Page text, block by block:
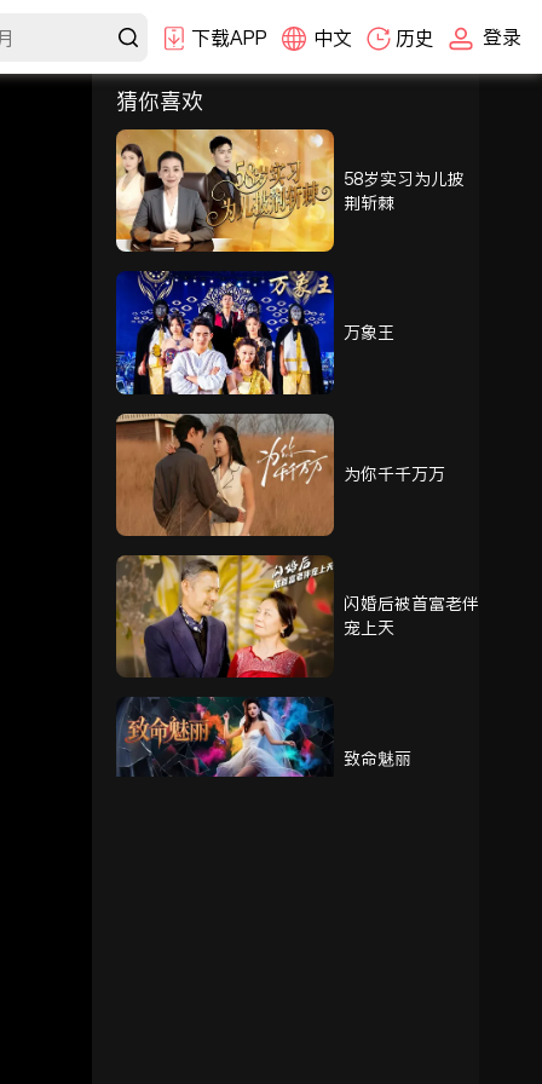
下载APP 中文 历史 登录
选集
1-30
31-60 61-77
61 62 63
64 65 66
67 68 69
70 71 72
73 74 75
76 77
猜你喜欢
58岁实习为儿披
荆斩棘
万象王
为你千千万万
闪婚后被首富老伴
宠上天
致命魅丽